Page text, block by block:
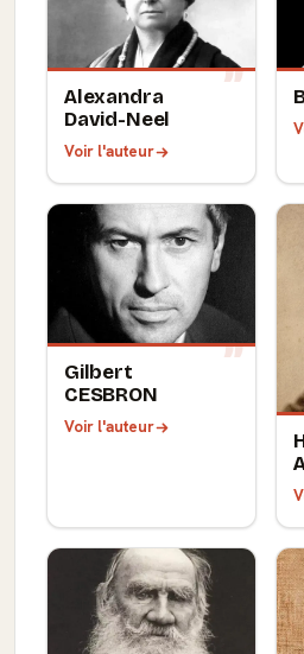
Alexandra
David-Neel
Voir l'auteur
Gilbert
CESBRON
Voir l'auteur